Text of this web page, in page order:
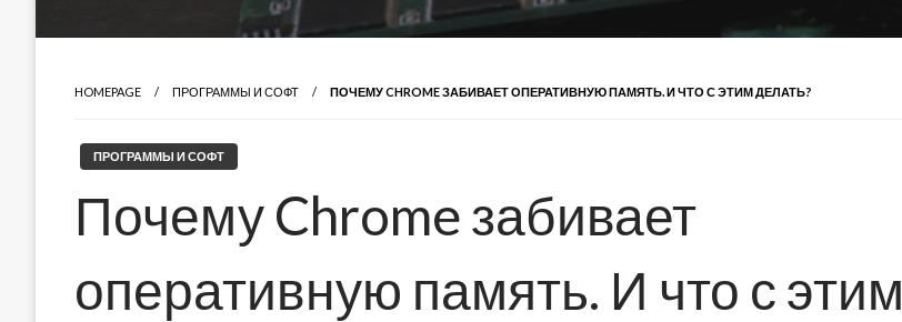
HOMEPAGE ПРОГРАММЫ И СОФТ ПОЧЕМУ CHROME ЗАБИВАЕТ ОПЕРАТИВНУЮ ПАМЯТЬ. И ЧТО С ЭТИМ ДЕЛАТЬ?
ПРОГРАММЫ И СОФТ
Почему Chrome забивает
оперативную память. И что с этим